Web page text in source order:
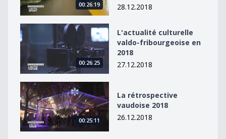
00:26:19
28.12.2018
L&#039;actualité culturelle valdo-fribourgeoise en
00:26:25
L'actualité culturelle
valdo-fribourgeoise en
2018
27.12.2018
La rétrospective vaudoise 2018
00:25:11
La rétrospective
vaudoise 2018
26.12.2018